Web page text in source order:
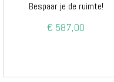
Bespaar je de ruimte!
€ 587,00